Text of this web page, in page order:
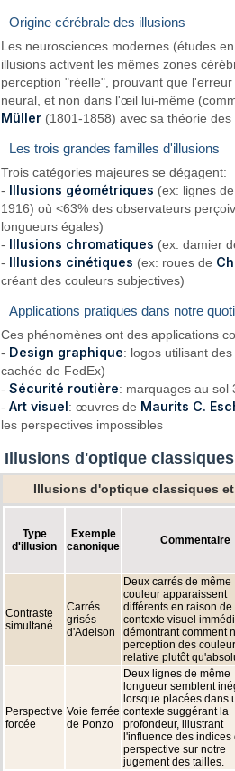
Origine cérébrale des illusions
Les neurosciences modernes (études en
illusions activent les mêmes zones
perception "réelle", prouvant que
neural, et non dans l'œil lui-même
Müller (1801-1858) avec sa théorie des
Les trois grandes familles d'illusions
Trois catégories majeures se dégagent:
- Illusions géométriques (ex: lignes de
1916) où <63% des observateurs
longueurs égales)
- Illusions chromatiques (ex: damier
- Illusions cinétiques (ex: roues de
créant des couleurs subjectives)
Applications pratiques dans notre
Ces phénomènes ont des applications
- Design graphique: logos utilisant
cachée de FedEx)
-Sécurité routière: marquages au sol
-Art visuel: œuvres de Maurits C.
les perspectives impossibles
Illusions d'optique classiques
Illusions d'optique classiques
Type
d'illusion
Exemple
canonique
Commentaire
Contraste
simultané
Carrés
grisés
d'Adelson
Deux carrés de même
couleur apparaissent
différents en raison de
contexte visuel
démontrant comment
perception des
relative plutôt
Perspective
forcée
Voie ferrée
de Ponzo
Deux lignes de même
longueur semblent
lorsque placées dans
contexte suggérant la
profondeur, illustrant
l'influence des indices
perspective sur notre
jugement des tailles.